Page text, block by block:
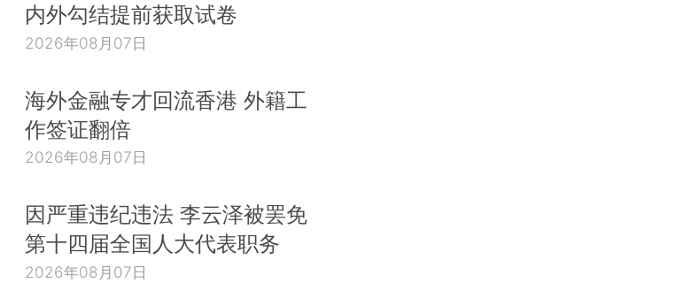
内外勾结提前获取试卷
2026年08月07日
海外金融专才回流香港 外籍工
作签证翻倍
2026年08月07日
因严重违纪违法 李云泽被罢免
第十四届全国人大代表职务
2026年08月07日